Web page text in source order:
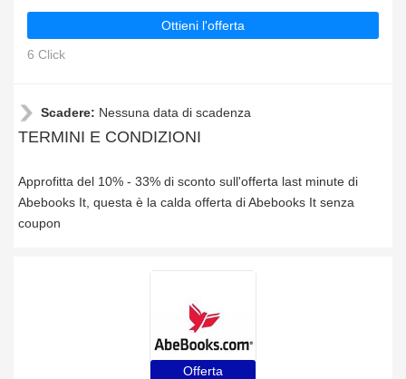
Ottieni l'offerta
6 Click
Scadere: Nessuna data di scadenza
TERMINI E CONDIZIONI
Approfitta del 10% - 33% di sconto sull'offerta last minute di
Abebooks It, questa è la calda offerta di Abebooks It senza
coupon
Offerta